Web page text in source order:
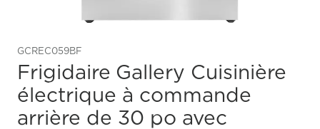
GCREC059BF
Frigidaire Gallery Cuisinière
électrique à commande
arrière de 30 po avec